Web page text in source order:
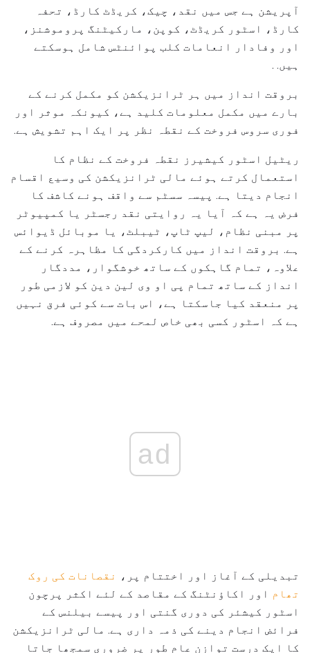
آپریشن ہے جس میں نقد، چیک، کریڈٹ کارڈ، تحفہ
کارڈ، اسٹور کریڈٹ، کوپن، مارکیٹنگ پروموشنز،
اور وفادار انعامات کلب پوائنٹس شامل ہوسکتے
ہیں. .
بروقت انداز میں ہر ٹرانزیکشن کو مکمل کرنے کے
بارے میں مکمل معلومات کلید ہے، کیونکہ موثر اور
فوری سروس فروخت کے نقطہ نظر پر ایک اہم تشویش ہے.
ریٹیل اسٹور کیشیرز نقطہ فروخت کے نظام کا
استعمال کرتے ہوئے مالی ٹرانزیکشن کی وسیع اقسام
انجام دیتا ہے. پیسہ سسٹم سے واقف ہونے کاشف کا
فرض یہ ہے کہ آیا یہ روایتی نقد رجسٹر یا کمپیوٹر
پر مبنی نظام، لیپ ٹاپ، ٹیبلٹ، یا موبائل ڈیوائس
ہے. بروقت انداز میں کارکردگی کا مظاہرہ کرنے کے
علاوہ، تمام گاہکوں کے ساتھ خوشگوار، مددگار
انداز کے ساتھ تمام پی او وی لین دین کو لازمی طور
پر منعقد کیا جاسکتا ہے، اس بات سے کوئی فرق نہیں
ہے کہ اسٹور کسی بھی خاص لمحے میں مصروف ہے.
ad
تبدیلی کے آغاز اور اختتام پر،
نقصانات کی روک
تھام اور اکاؤنٹنگ کے مقاصد کے لئے اکثر پرچون
اسٹور کیشئر کی دوری گنتی اور پیسے بیلنس کے
فرائض انجام دینے کی ذمہ داری ہے. مالی ٹرانزیکشن
کا ایک درست توازن عام طور پر ضروری سمجھا جاتا